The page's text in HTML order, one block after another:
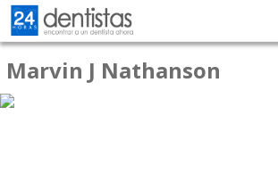
Marvin J Nathanson